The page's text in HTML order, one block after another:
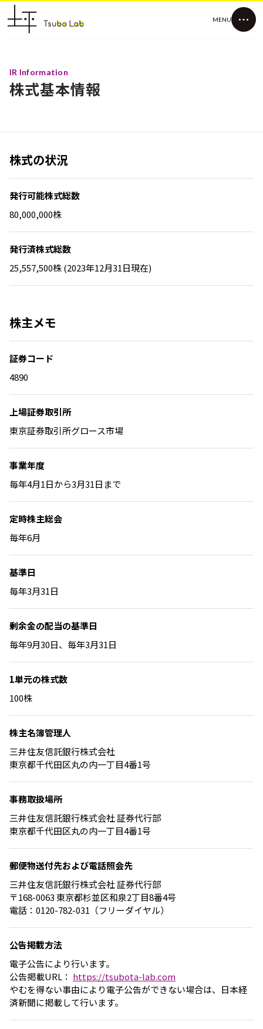
MENU
IR Information
株式基本情報
株式の状況
発行可能株式総数
80,000,000株
発行済株式総数
25,557,500株 (2023年12月31日現在)
株主メモ
証券コード
4890
上場証券取引所
東京証券取引所グロース市場
事業年度
毎年4月1日から3月31日まで
定時株主総会
毎年6月
基準日
毎年3月31日
剰余金の配当の基準日
毎年9月30日、毎年3月31日
1単元の株式数
100株
株主名簿管理人
三井住友信託銀行株式会社
東京都千代田区丸の内一丁目4番1号
事務取扱場所
三井住友信託銀行株式会社 証券代行部
東京都千代田区丸の内一丁目4番1号
郵便物送付先および電話照会先
三井住友信託銀行株式会社 証券代行部
〒168-0063 東京都杉並区和泉2丁目8番4号
電話：0120-782-031（フリーダイヤル）
公告掲載方法
電子公告により行います。
公告掲載URL： https://tsubota-lab.com
やむを得ない事由により電子公告ができない場合は、日本経
済新聞に掲載して行います。